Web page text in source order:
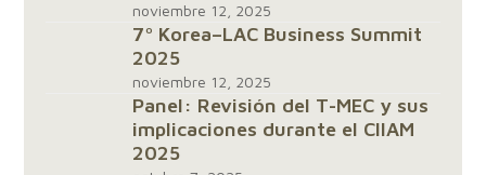
noviembre 12, 2025
7º Korea–LAC Business Summit
2025
noviembre 12, 2025
Panel: Revisión del T-MEC y sus
implicaciones durante el CIIAM
2025